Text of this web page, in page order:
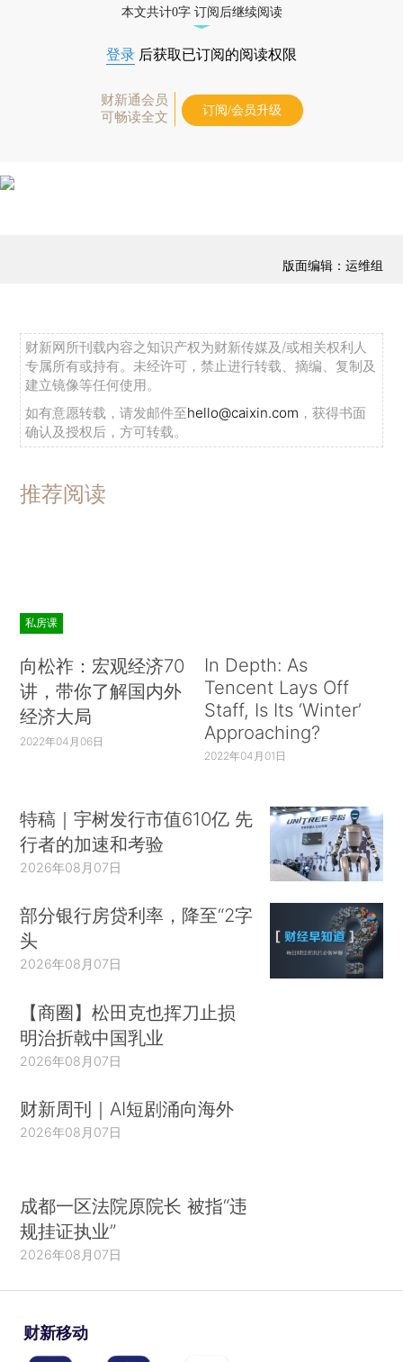
本文共计0字 订阅后继续阅读
登录 后获取已订阅的阅读权限
财新通会员
可畅读全文
订阅/会员升级
版面编辑：运维组
财新网所刊载内容之知识产权为财新传媒及/或相关权利人
专属所有或持有。未经许可，禁止进行转载、摘编、复制及
建立镜像等任何使用。
如有意愿转载，请发邮件至hello@caixin.com ，获得书面
确认及授权后，方可转载。
推荐阅读
私房课
向松祚：宏观经济70
讲，带你了解国内外
经济大局
2022年04月06日
In Depth: As
Tencent Lays Off
Staff, Is Its ‘Winter’
Approaching?
2022年04月01日
特稿｜宇树发行市值610亿 先
行者的加速和考验
2026年08月07日
部分银行房贷利率，降至“2字
头
2026年08月07日
【商圈】松田克也挥刀止损
明治折戟中国乳业
2026年08月07日
财新周刊｜AI短剧涌向海外
2026年08月07日
成都一区法院原院长 被指“违
规挂证执业”
2026年08月07日
财新移动